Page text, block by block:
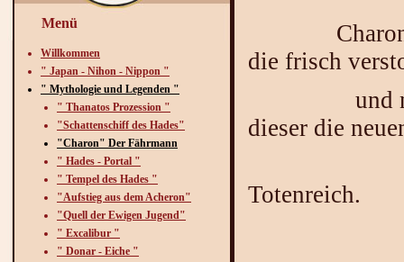
Menü
Willkommen
" Japan - Nihon - Nippon "
" Mythologie und Legenden "
" Thanatos Prozession "
"Schattenschiff des Hades"
"Charon" Der Fährmann
" Hades - Portal "
" Tempel des Hades "
"Aufstieg aus dem Acheron"
"Quell der Ewigen Jugend"
" Excalibur "
" Donar - Eiche "
Charon der
die frisch
und nach
dieser die
Totenreich.